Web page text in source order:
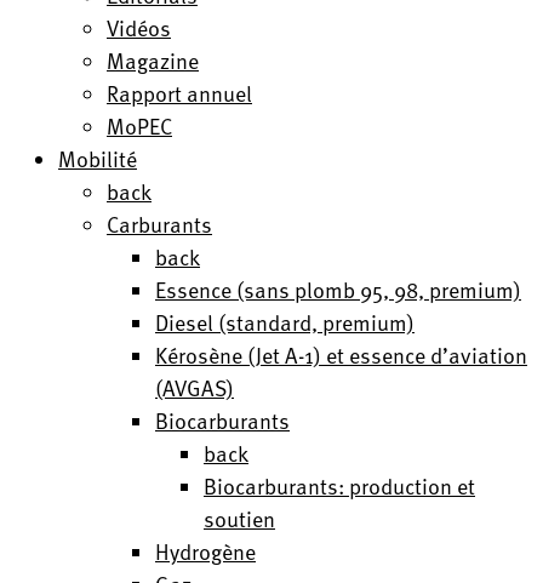
Vidéos
Magazine
Rapport annuel
MoPEC
Mobilité
back
Carburants
back
Essence (sans plomb 95, 98, premium)
Diesel (standard, premium)
Kérosène (Jet A-1) et essence d’aviation
(AVGAS)
Biocarburants
back
Biocarburants: production et
soutien
Hydrogène